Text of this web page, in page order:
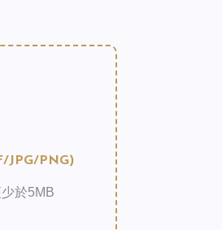
JPG/PNG)
於5MB